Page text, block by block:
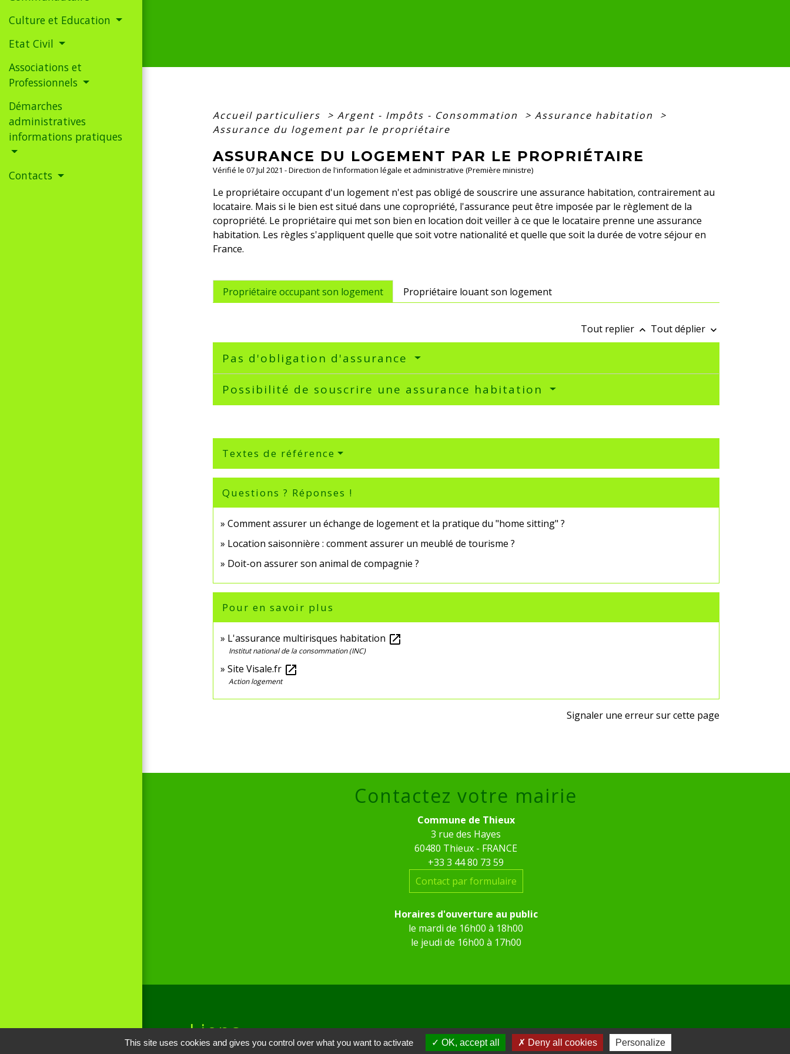
Culture et Education
Etat Civil
Associations et
Professionnels
Démarches
administratives
informations pratiques
Contacts
Accueil particuliers > Argent - Impôts - Consommation > Assurance habitation
>
Assurance du logement par le propriétaire
ASSURANCE DU LOGEMENT PAR LE PROPRIÉTAIRE
Vérifié le 07 Jul 2021 - Direction de l'information légale et administrative (Première ministre)
Le propriétaire occupant d'un logement n'est pas obligé de souscrire une assurance habitation, contrairement au
locataire. Mais si le bien est situé dans une copropriété, l'assurance peut être imposée par le règlement de la
copropriété. Le propriétaire qui met son bien en location doit veiller à ce que le locataire prenne une assurance
habitation. Les règles s'appliquent quelle que soit votre nationalité et quelle que soit la durée de votre séjour en
France.
Propriétaire occupant son logement Propriétaire louant son logement
Tout replier keyboard_arrow_up Tout déplier keyboard_arrow_down
Pas d'obligation d'assurance
Possibilité de souscrire une assurance habitation
Textes de référence
Questions ? Réponses !
Comment assurer un échange de logement et la pratique du "home sitting" ?
Location saisonnière : comment assurer un meublé de tourisme ?
Doit-on assurer son animal de compagnie ?
Pour en savoir plus
L'assurance multirisques habitation open_in_new
Institut national de la consommation (INC)
Site Visale.fr open_in_new
Action logement
Signaler une erreur sur cette page
Contactez votre mairie
Commune de Thieux
3 rue des Hayes
60480 Thieux - FRANCE
+33 3 44 80 73 59
Contact par formulaire
Horaires d'ouverture au public
le mardi de 16h00 à 18h00
le jeudi de 16h00 à 17h00
Liens
This site uses cookies and gives you control over what you want to activate OK, accept all Deny all cookies Personalize